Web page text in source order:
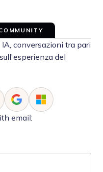
conversazioni tra pari
del
email: